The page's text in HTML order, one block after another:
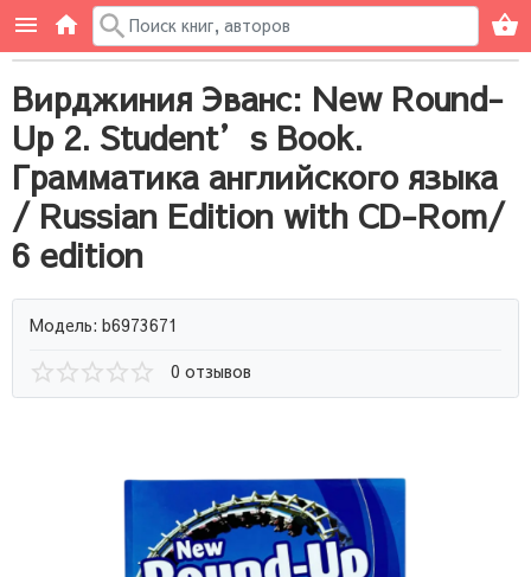
Вирджиния Эванс: New Round-
Up 2. Student’s Book.
Грамматика английского языка
/ Russian Edition with CD-Rom/
6 edition
Модель: b6973671
0 отзывов